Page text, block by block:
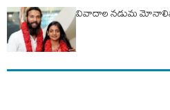
వివాదాల నడుమ